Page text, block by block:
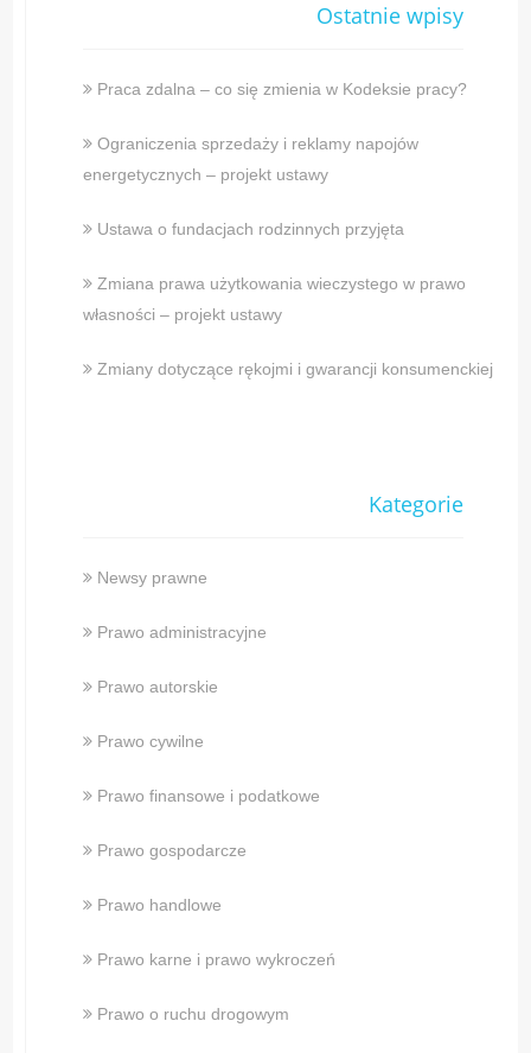
Ostatnie wpisy
Praca zdalna – co się zmienia w Kodeksie pracy?
Ograniczenia sprzedaży i reklamy napojów
energetycznych – projekt ustawy
Ustawa o fundacjach rodzinnych przyjęta
Zmiana prawa użytkowania wieczystego w prawo
własności – projekt ustawy
Zmiany dotyczące rękojmi i gwarancji konsumenckiej
Kategorie
Newsy prawne
Prawo administracyjne
Prawo autorskie
Prawo cywilne
Prawo finansowe i podatkowe
Prawo gospodarcze
Prawo handlowe
Prawo karne i prawo wykroczeń
Prawo o ruchu drogowym